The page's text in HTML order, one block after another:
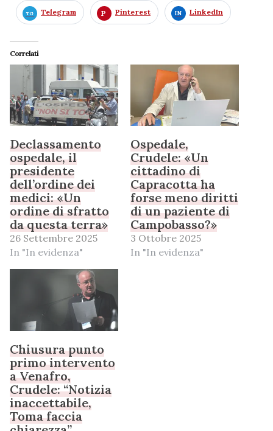
Telegram Pinterest LinkedIn
Correlati
Declassamento
ospedale, il
presidente
dell’ordine dei
medici: «Un
ordine di sfratto
da questa terra»
26 Settembre 2025
In "In evidenza"
Ospedale,
Crudele: «Un
cittadino di
Capracotta ha
forse meno diritti
di un paziente di
Campobasso?»
3 Ottobre 2025
In "In evidenza"
Chiusura punto
primo intervento
a Venafro,
Crudele: “Notizia
inaccettabile,
Toma faccia